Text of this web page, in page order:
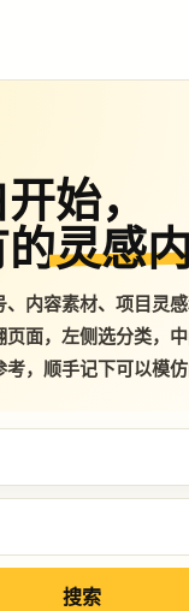
始，
灵感
内容素材、项目灵
面，左侧选分类，
，顺手记下可以模仿
搜索